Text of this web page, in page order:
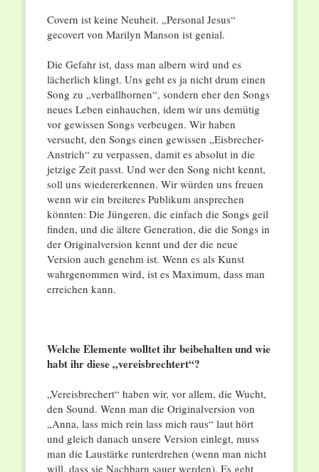
Covern ist keine Neuheit. „Personal Jesus“
gecovert von Marilyn Manson ist genial.
Die Gefahr ist, dass man albern wird und es
lächerlich klingt. Uns geht es ja nicht drum einen
Song zu „verballhornen“, sondern eher den Songs
neues Leben einhauchen, idem wir uns demütig
vor gewissen Songs verbeugen. Wir haben
versucht, den Songs einen gewissen „Eisbrecher-
Anstrich“ zu verpassen, damit es absolut in die
jetzige Zeit passt. Und wer den Song nicht kennt,
soll uns wiedererkennen. Wir würden uns freuen
wenn wir ein breiteres Publikum ansprechen
könnten: Die Jüngeren, die einfach die Songs geil
finden, und die ältere Generation, die die Songs in
der Originalversion kennt und der die neue
Version auch genehm ist. Wenn es als Kunst
wahrgenommen wird, ist es Maximum, dass man
erreichen kann.
Welche Elemente wolltet ihr beibehalten und wie
habt ihr diese „vereisbrechtert“?
„Vereisbrechert“ haben wir, vor allem, die Wucht,
den Sound. Wenn man die Originalversion von
„Anna, lass mich rein lass mich raus“ laut hört
und gleich danach unsere Version einlegt, muss
man die Laustärke runterdrehen (wenn man nicht
will, dass sie Nachbarn sauer werden). Es geht